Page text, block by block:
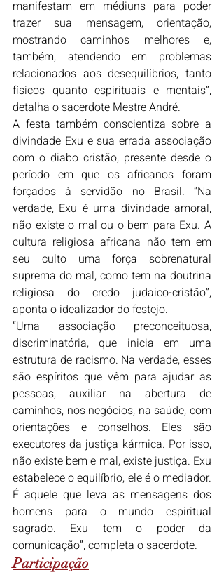
manifestam em médiuns para poder
trazer sua mensagem, orientação,
mostrando caminhos melhores e,
também, atendendo em problemas
relacionados aos desequilíbrios, tanto
físicos quanto espirituais e mentais”,
detalha o sacerdote Mestre André.
A festa também conscientiza sobre a
divindade Exu e sua errada associação
com o diabo cristão, presente desde o
período em que os africanos foram
forçados à servidão no Brasil. “Na
verdade, Exu é uma divindade amoral,
não existe o mal ou o bem para Exu. A
cultura religiosa africana não tem em
seu culto uma força sobrenatural
suprema do mal, como tem na doutrina
religiosa do credo judaico-cristão”,
aponta o idealizador do festejo.
“Uma associação preconceituosa,
discriminatória, que inicia em uma
estrutura de racismo. Na verdade, esses
são espíritos que vêm para ajudar as
pessoas, auxiliar na abertura de
caminhos, nos negócios, na saúde, com
orientações e conselhos. Eles são
executores da justiça kármica. Por isso,
não existe bem e mal, existe justiça. Exu
estabelece o equilíbrio, ele é o mediador.
É aquele que leva as mensagens dos
homens para o mundo espiritual
sagrado. Exu tem o poder da
comunicação”, completa o sacerdote.
Participação